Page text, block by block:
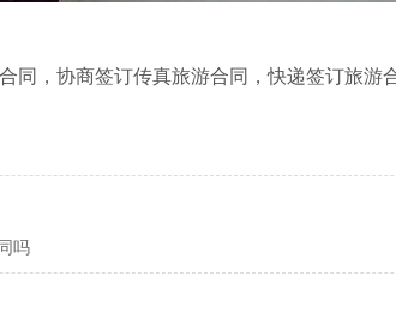
同，协商签订传真旅游合同，快递签订旅游
吗